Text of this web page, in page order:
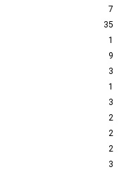
7
35
1
9
3
1
3
2
2
2
3